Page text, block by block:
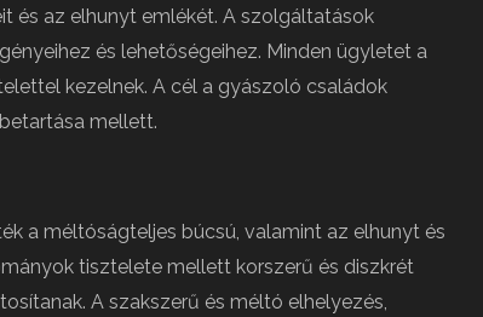
és az elhunyt emlékét. A szolgáltatások
és lehetőségeihez. Minden ügyletet a
kezelnek. A cél a gyászoló családok
mellett.
a méltóságteljes búcsú, valamint az elhunyt és
tisztelete mellett korszerű és diszkrét
A szakszerű és méltó elhelyezés,